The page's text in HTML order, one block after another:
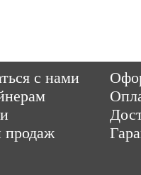
с нами
by «ВзлЁт»